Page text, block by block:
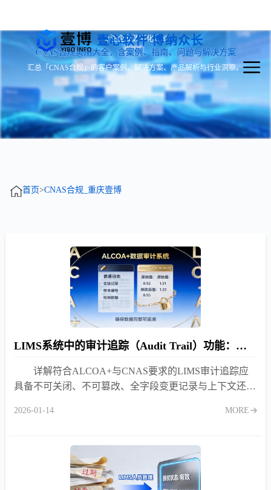
壹心软件 博纳众长
专注企业数字化定制
CNAS合规实用大全：含案例、指南、问题与解决方案
汇总「CNAS合规」的客户案例、解决方案、产品解析与行业洞察。
首页>CNAS合规_重庆壹博
LIMS系统中的审计追踪（Audit Trail）功能：不只是日志那么简单
详解符合ALCOA+与CNAS要求的LIMS审计追踪应
具备不可关闭、不可篡改、全字段变更记录与上下文还原
2026-01-14 MORE